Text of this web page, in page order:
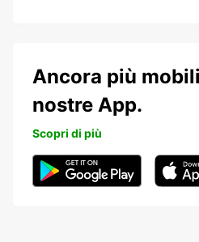
Ancora più
nostre App.
Scopri di più